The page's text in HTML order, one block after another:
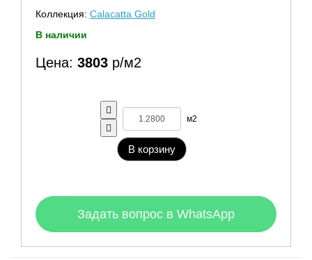
Коллекция: Calacatta Gold
В наличии
Цена: 3803 р/м2
м2
В корзину
Задать вопрос в WhatsApp